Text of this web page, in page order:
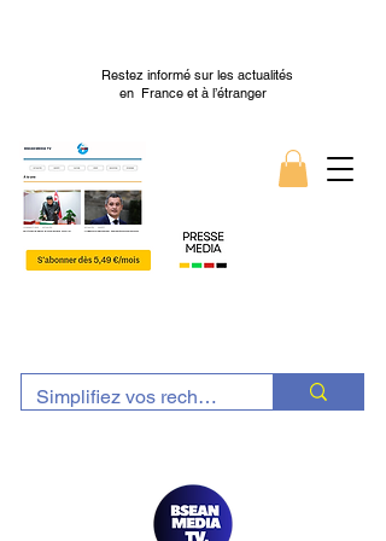
Restez informé sur les actualités
en France et à l’étranger